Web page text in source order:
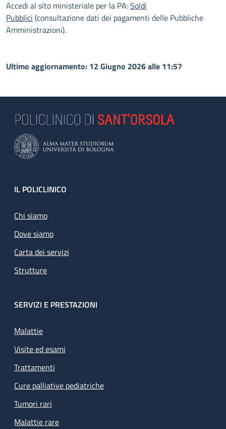
Accedi al sito ministeriale per la PA:Soldi
Pubblici (consultazione dati dei pagamenti delle Pubbliche
Amministrazioni).
Ultimo aggiornamento: 12 Giugno 2026 alle 11:57
Footer
IL POLICLINICO
Chi siamo
Dove siamo
Carta dei servizi
Strutture
SERVIZI E PRESTAZIONI
Malattie
Visite ed esami
Trattamenti
Cure palliative pediatriche
Tumori rari
Malattie rare